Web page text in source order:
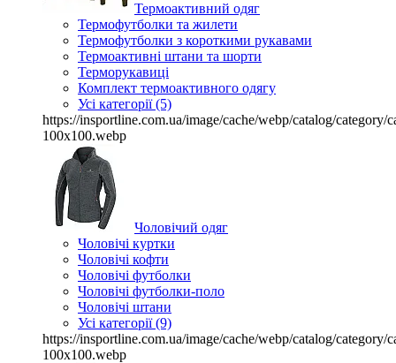
Термоактивний одяг
Термофутболки та жилети
Термофутболки з короткими рукавами
Термоактивні штани та шорти
Терморукавиці
Комплект термоактивного одягу
Усі категорії (5)
https://insportline.com.ua/image/cache/webp/catalog/category/
100x100.webp
Чоловічий одяг
Чоловічі куртки
Чоловічі кофти
Чоловічі футболки
Чоловічі футболки-поло
Чоловічі штани
Усі категорії (9)
https://insportline.com.ua/image/cache/webp/catalog/category/
100x100.webp